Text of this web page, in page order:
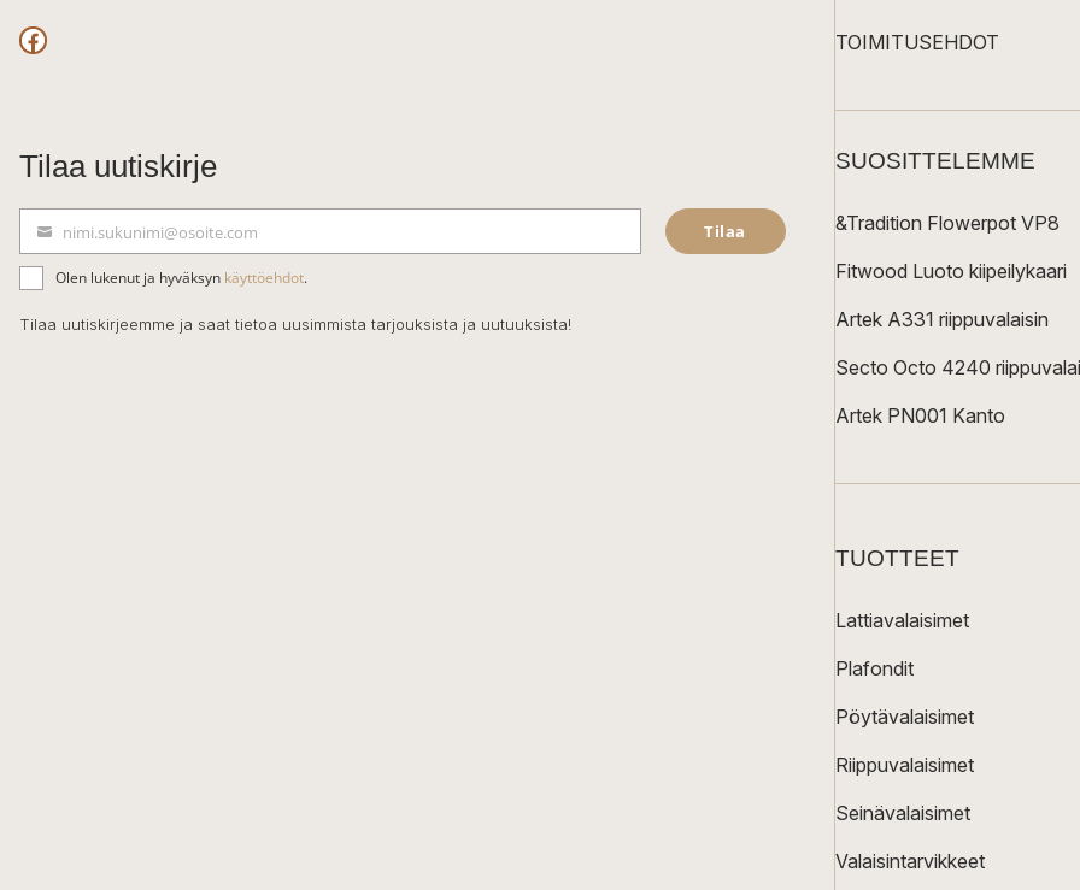
Facebook
Tilaa uutiskirje
ä
h
k
nimi.sukunimi@osoite.com Tilaa
Olen lukenut ja hyväksyn käyttöehdot.
Tilaa uutiskirjeemme ja saat tietoa uusimmista tarjouksista ja uutuuksista!
TOIMITUSEHDOT
SUOSITTELEMME
&Tradition Flowerpot VP8
Fitwood Luoto kiipeilykaari
Artek A331 riippuvalaisin
Secto Octo 4240
Artek PN001 Kanto
TUOTTEET
Lattiavalaisimet
Plafondit
Pöytävalaisimet
Riippuvalaisimet
Seinävalaisimet
Valaisintarvikkeet